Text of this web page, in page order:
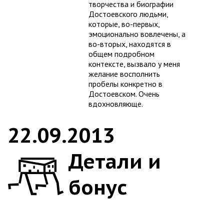
творчества и биографии
Достоевского людьми,
которые, во-первых,
эмоционально вовлечены, а
во-вторых, находятся в
общем подробном
контексте, вызвало у меня
желание восполнить
пробелы конкретно в
Достоевском. Очень
вдохновляюще.
22.09.2013
Детали и
бонус